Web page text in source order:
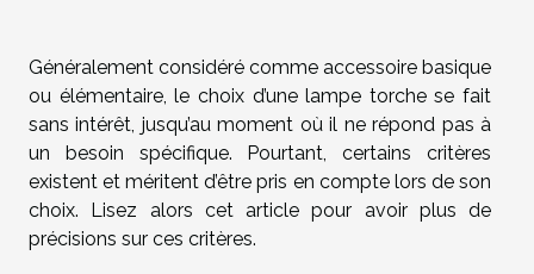
Généralement considéré comme accessoire basique
ou élémentaire, le choix d’une lampe torche se fait
sans intérêt, jusqu’au moment où il ne répond pas à
un besoin spécifique. Pourtant, certains critères
existent et méritent d’être pris en compte lors de son
choix. Lisez alors cet article pour avoir plus de
précisions sur ces critères.